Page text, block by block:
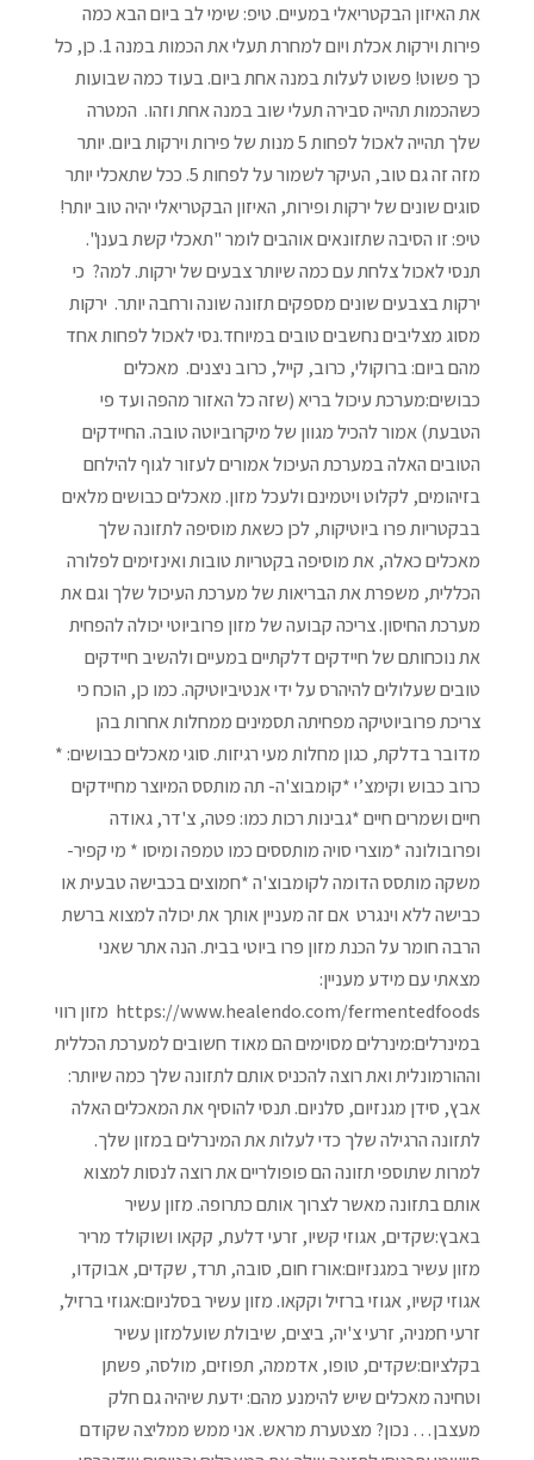
את האיזון הבקטריאלי במעיים. טיפ: שימי לב ביום הבא כמה
פירות וירקות אכלת ויום למחרת תעלי את הכמות במנה 1. כן, כל
כך פשוט! פשוט לעלות במנה אחת ביום. בעוד כמה שבועות
כשהכמות תהייה סבירה תעלי שוב במנה אחת וזהו. המטרה
שלך תהייה לאכול לפחות 5 מנות של פירות וירקות ביום. יותר
מזה זה גם טוב, העיקר לשמור על לפחות 5. ככל שתאכלי יותר
סוגים שונים של ירקות ופירות, האיזון הבקטריאלי יהיה טוב יותר!
טיפ: זו הסיבה שתזונאים אוהבים לומר "תאכלי קשת בענן".
תנסי לאכול צלחת עם כמה שיותר צבעים של ירקות. למה? כי
ירקות בצבעים שונים מספקים תזונה שונה ורחבה יותר. ירקות
מסוג מצליבים נחשבים טובים במיוחד.נסי לאכול לפחות אחד
מהם ביום: ברוקולי, כרוב, קייל, כרוב ניצנים. מאכלים
כבושים:מערכת עיכול בריא (שזה כל האזור מהפה ועד פי
הטבעת) אמור להכיל מגוון של מיקרוביוטה טובה. החיידקים
הטובים האלה במערכת העיכול אמורים לעזור לגוף להילחם
בזיהומים, לקלוט ויטמינם ולעכל מזון. מאכלים כבושים מלאים
בבקטריות פרו ביוטיקות, לכן כשאת מוסיפה לתזונה שלך
מאכלים כאלה, את מוסיפה בקטריות טובות ואינזימים לפלורה
הכללית, משפרת את הבריאות של מערכת העיכול שלך וגם את
מערכת החיסון. צריכה קבועה של מזון פרוביוטי יכולה להפחית
את נוכחותם של חיידקים דלקתיים במעיים ולהשיב חיידקים
טובים שעלולים להיהרס על ידי אנטיביוטיקה. כמו כן, הוכח כי
צריכת פרוביוטיקה מפחיתה תסמינים ממחלות אחרות בהן
מדובר בדלקת, כגון מחלות מעי רגיזות. סוגי מאכלים כבושים: *
כרוב כבוש וקימצ’י *קומבוצ'ה- תה מותסס המיוצר מחיידקים
חיים ושמרים חיים *גבינות רכות כמו: פטה, צ'דר, גאודה
ופרובולונה *מוצרי סויה מותססים כמו טמפה ומיסו * מי קפיר-
משקה מותסס הדומה לקומבוצ'ה *חמוצים בכבישה טבעית או
כבישה ללא וינגרט אם זה מעניין אותך את יכולה למצוא ברשת
הרבה חומר על הכנת מזון פרו ביוטי בבית. הנה אתר שאני
מצאתי עם מידע מעניין:
https://www.healendo.com/fermentedfoods מזון רווי
במינרלים:מינרלים מסוימים הם מאוד חשובים למערכת הכללית
וההורמונלית ואת רוצה להכניס אותם לתזונה שלך כמה שיותר:
אבץ, סידן מגנזיום, סלניום. תנסי להוסיף את המאכלים האלה
לתזונה הרגילה שלך כדי לעלות את המינרלים במזון שלך.
למרות שתוספי תזונה הם פופולריים את רוצה לנסות למצוא
אותם בתזונה מאשר לצרוך אותם כתרופה. מזון עשיר
באבץ:שקדים, אגוזי קשיו, זרעי דלעת, קקאו ושוקולד מריר
מזון עשיר במגנזיום:אורז חום, סובה, תרד, שקדים, אבוקדו,
אגוזי קשיו, אגוזי ברזיל וקקאו. מזון עשיר בסלניום:אגוזי ברזיל,
זרעי חמניה, זרעי צ'יה, ביצים, שיבולת שועלמזון עשיר
בקלציום:שקדים, טופו, אדממה, תפוזים, מולסה, פשתן
וטחינה מאכלים שיש להימנע מהם: ידעת שיהיה גם חלק
מעצבן… נכון? מצטערת מראש. אני ממש ממליצה שקודם